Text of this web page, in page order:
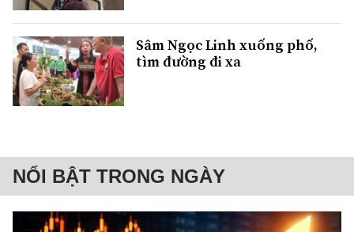
Sâm Ngọc Linh xuống phố,
tìm đường đi xa
NỔI BẬT TRONG NGÀY